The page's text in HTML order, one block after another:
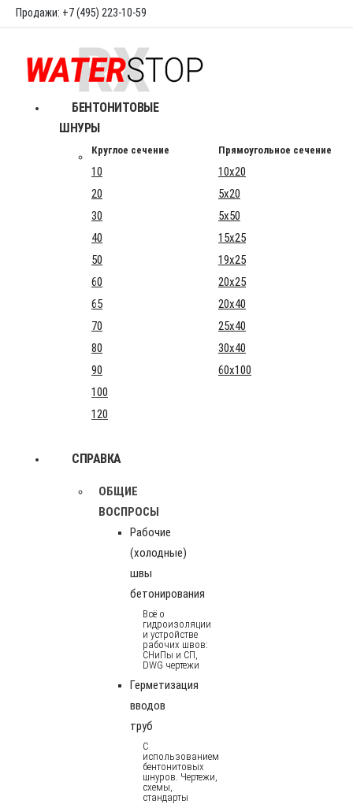
Продажи: +7 (495) 223-10-59
БЕНТОНИТОВЫЕ
ШНУРЫ
Круглое сечение Прямоугольное сечение
10
10x20
20
5x20
30
5x50
40
15x25
50
19x25
60
20x25
65
20x40
70
25x40
80
30x40
90
60x100
100
120
СПРАВКА
ОБЩИЕ
ВОСПРОСЫ
Рабочие
(холодные)
швы
бетонирования
Всё о
гидроизоляции
и устройстве
рабочих швов:
СНиПы и СП,
DWG чертежи
Герметизация
вводов
труб
С
использованием
бентонитовых
шнуров. Чертежи,
схемы,
стандарты